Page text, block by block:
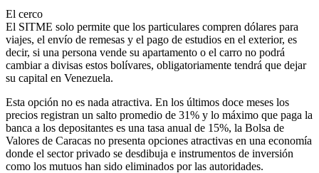
El cerco
El SITME solo permite que los particulares compren dólares para
viajes, el envío de remesas y el pago de estudios en el exterior, es
decir, si una persona vende su apartamento o el carro no podrá
cambiar a divisas estos bolívares, obligatoriamente tendrá que dejar
su capital en Venezuela.
Esta opción no es nada atractiva. En los últimos doce meses los
precios registran un salto promedio de 31% y lo máximo que paga la
banca a los depositantes es una tasa anual de 15%, la Bolsa de
Valores de Caracas no presenta opciones atractivas en una economía
donde el sector privado se desdibuja e instrumentos de inversión
como los mutuos han sido eliminados por las autoridades.